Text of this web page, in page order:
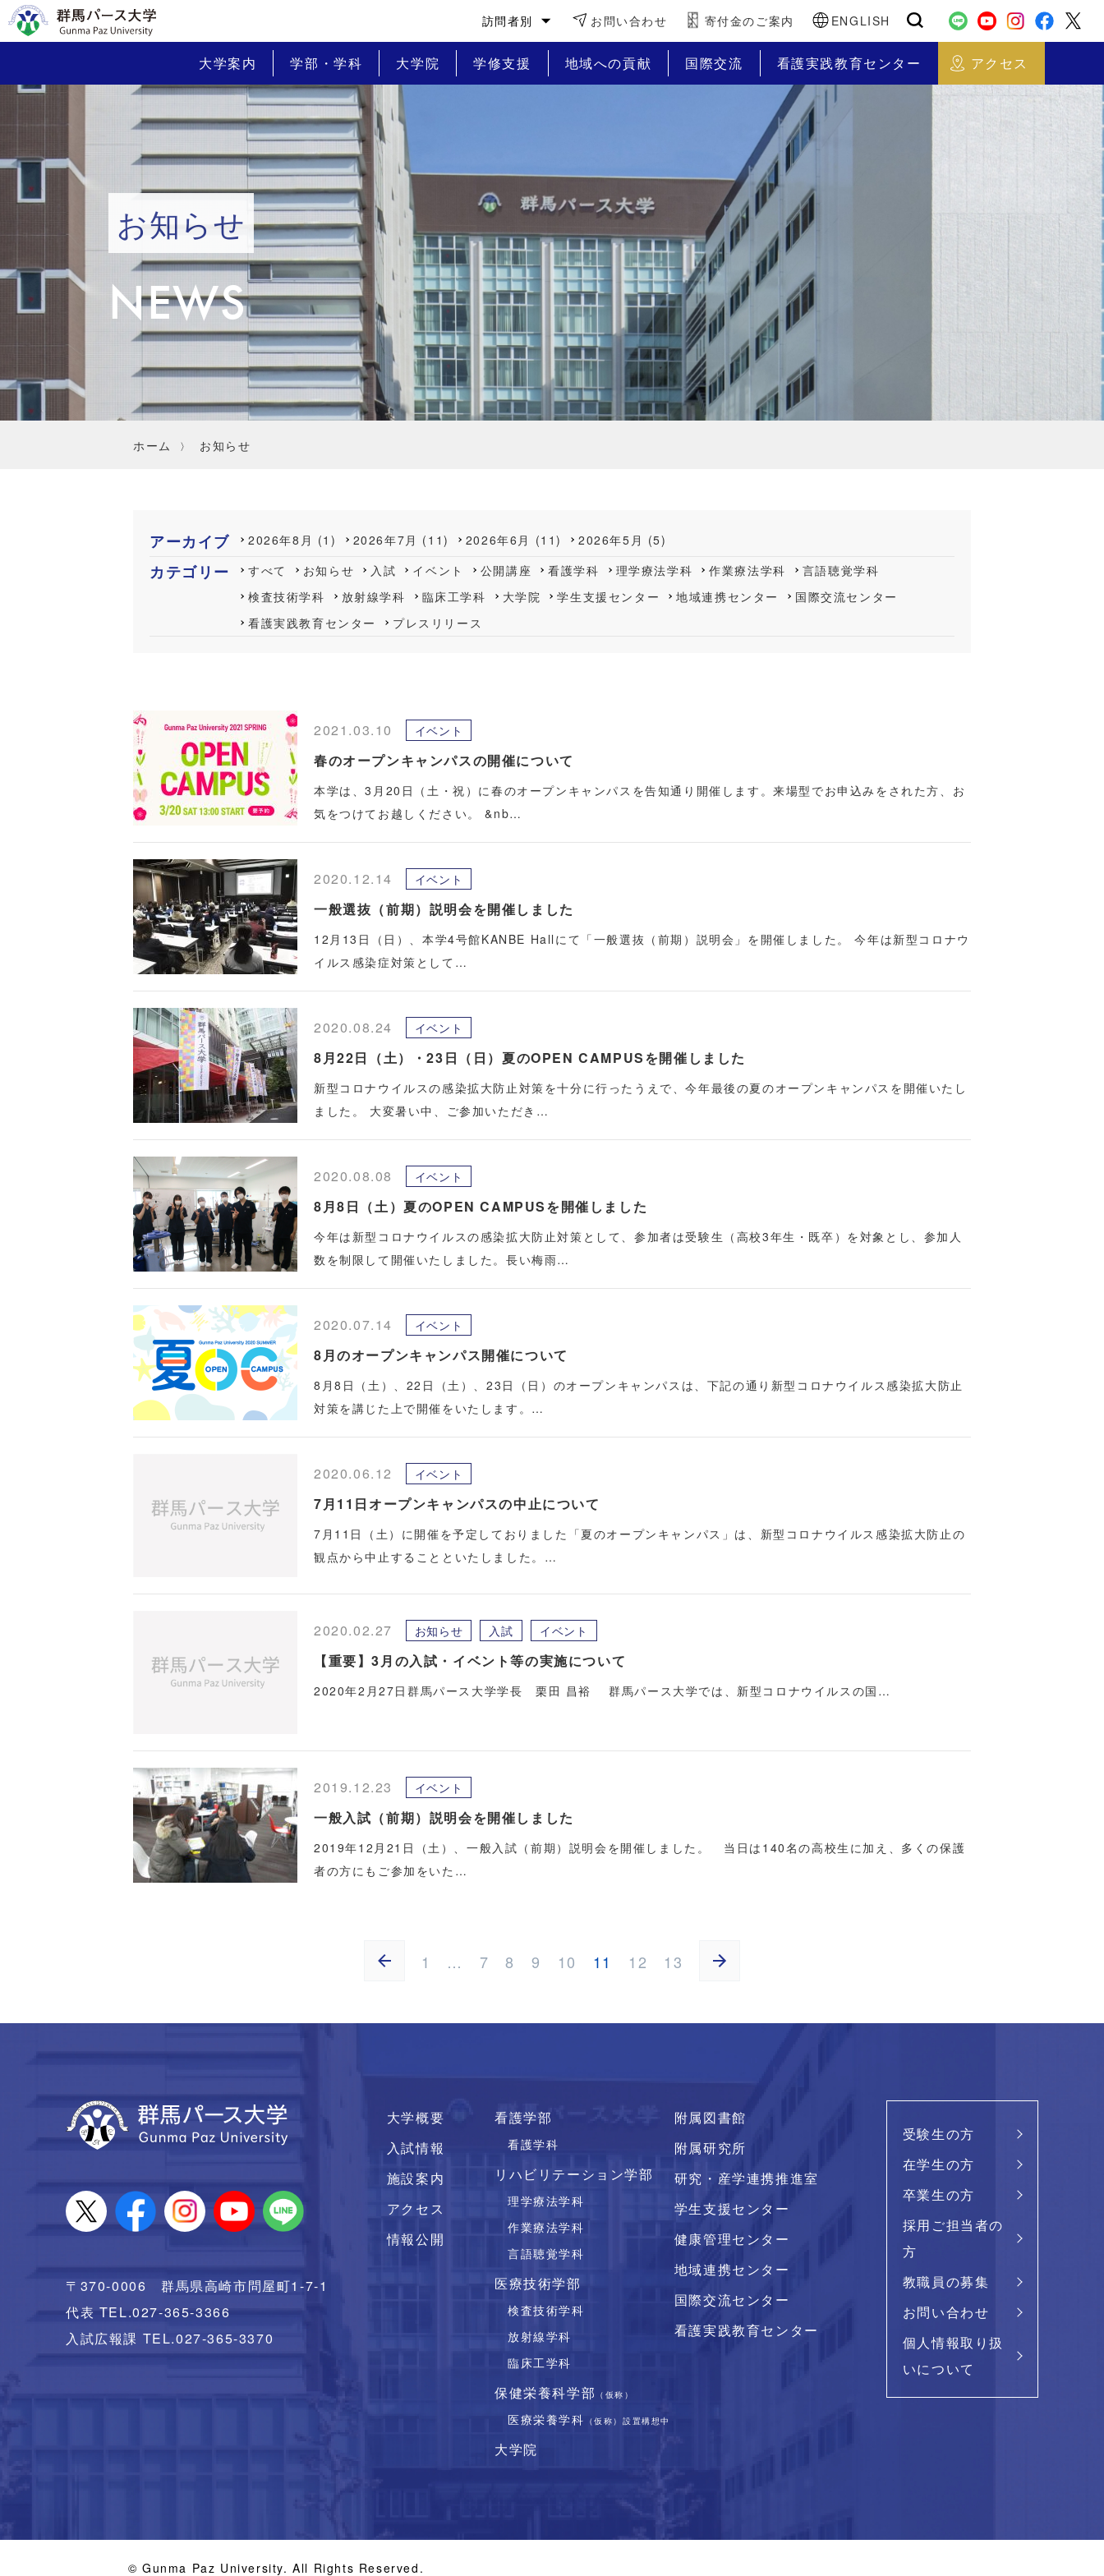
訪問者別 お問い合わせ 寄付金のご案内 ENGLISH
大学案内 学部・学科 大学院 学修支援 地域への貢献 国際交流 看護実践教育センター アクセス
お知らせ
NEWS
ホーム お知らせ
アーカイブ 2026年8月 (1) 2026年7月 (11) 2026年6月 (11) 2026年5月 (5)
カテゴリー すべて お知らせ 入試 イベント 公開講座 看護学科 理学療法学科 作業療法学科
言語聴覚学科
検査技術学科
放射線学科 臨床工学科 大学院 学生支援センター 地域連携センター
国際交流センター
看護実践教育センター
プレスリリース
2021.03.10 イベント
春のオープンキャンパスの開催について
本学は、3月20日（土・祝）に春のオープンキャンパスを告知通り開催します。来場型でお申込みをされた方、お
気をつけてお越しください。 &nb…
2020.12.14 イベント
一般選抜（前期）説明会を開催しました
12月13日（日）、本学4号館KANBE Hallにて「一般選抜（前期）説明会」を開催しました。 今年は新型コロナウ
イルス感染症対策として…
2020.08.24 イベント
8月22日（土）・23日（日）夏のOPEN CAMPUSを開催しました
新型コロナウイルスの感染拡大防止対策を十分に行ったうえで、今年最後の夏のオープンキャンパスを開催いたし
ました。 大変暑い中、ご参加いただき…
2020.08.08 イベント
8月8日（土）夏のOPEN CAMPUSを開催しました
今年は新型コロナウイルスの感染拡大防止対策として、参加者は受験生（高校3年生・既卒）を対象とし、参加人
数を制限して開催いたしました。長い梅雨…
2020.07.14 イベント
8月のオープンキャンパス開催について
8月8日（土）、22日（土）、23日（日）のオープンキャンパスは、下記の通り新型コロナウイルス感染拡大防止
対策を講じた上で開催をいたします。…
2020.06.12 イベント
7月11日オープンキャンパスの中止について
7月11日（土）に開催を予定しておりました「夏のオープンキャンパス」は、新型コロナウイルス感染拡大防止の
観点から中止することといたしました。…
2020.02.27 お知らせ 入試 イベント
【重要】3月の入試・イベント等の実施について
2020年2月27日群馬パース大学学長 栗田 昌裕 群馬パース大学では、新型コロナウイルスの国…
2019.12.23 イベント
一般入試（前期）説明会を開催しました
2019年12月21日（土）、一般入試（前期）説明会を開催しました。 当日は140名の高校生に加え、多くの保護
者の方にもご参加をいた…
1 … 7 8 9 10 11 12 13
〒370-0006 群馬県高崎市問屋町1-7-1
代表 TEL.027-365-3366
入試広報課 TEL.027-365-3370
大学概要
入試情報
施設案内
アクセス
情報公開
看護学部
看護学科
リハビリテーション学部
理学療法学科
作業療法学科
言語聴覚学科
医療技術学部
検査技術学科
放射線学科
臨床工学科
保健栄養科学部 （仮称）
医療栄養学科 （仮称）設置構想中
大学院
附属図書館
附属研究所
研究・産学連携推進室
学生支援センター
健康管理センター
地域連携センター
国際交流センター
看護実践教育センター
受験生の方
在学生の方
卒業生の方
採用ご担当者の
方
教職員の募集
お問い合わせ
個人情報取り扱
いについて
© Gunma Paz University. All Rights Reserved.